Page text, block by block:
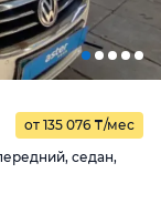
от 135 076 ₸/мес
седан,